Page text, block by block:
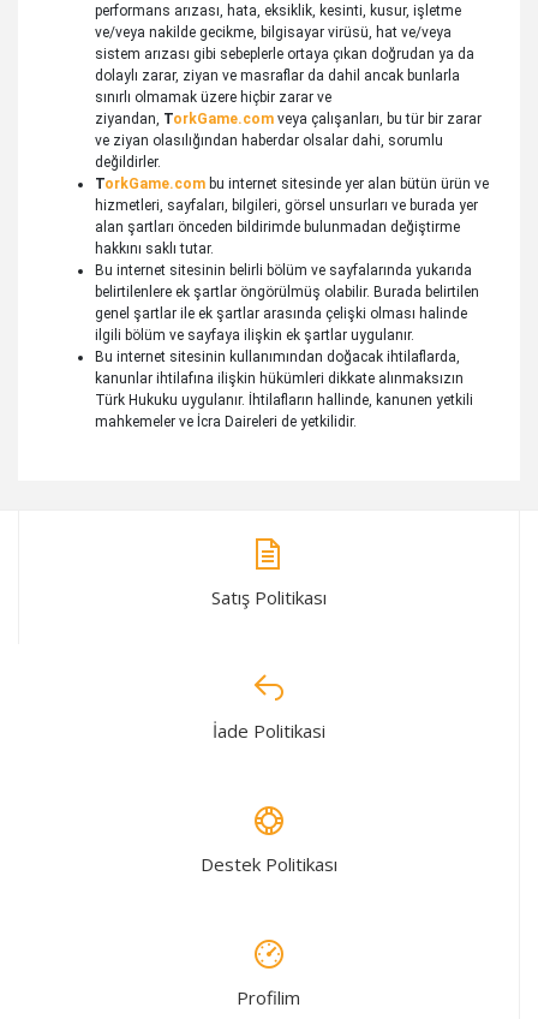
performans arızası, hata, eksiklik, kesinti, kusur, işletme
ve/veya nakilde gecikme, bilgisayar virüsü, hat ve/veya
sistem arızası gibi sebeplerle ortaya çıkan doğrudan ya da
dolaylı zarar, ziyan ve masraflar da dahil ancak bunlarla
sınırlı olmamak üzere hiçbir zarar ve
ziyandan, TorkGame.com veya çalışanları, bu tür bir zarar
ve ziyan olasılığından haberdar olsalar dahi, sorumlu
değildirler.
TorkGame.com bu internet sitesinde yer alan bütün ürün ve
hizmetleri, sayfaları, bilgileri, görsel unsurları ve burada yer
alan şartları önceden bildirimde bulunmadan değiştirme
hakkını saklı tutar.
Bu internet sitesinin belirli bölüm ve sayfalarında yukarıda
belirtilenlere ek şartlar öngörülmüş olabilir. Burada belirtilen
genel şartlar ile ek şartlar arasında çelişki olması halinde
ilgili bölüm ve sayfaya ilişkin ek şartlar uygulanır.
Bu internet sitesinin kullanımından doğacak ihtilaflarda,
kanunlar ihtilafına ilişkin hükümleri dikkate alınmaksızın
Türk Hukuku uygulanır. İhtilafların hallinde, kanunen yetkili
mahkemeler ve İcra Daireleri de yetkilidir.​​
Satış Politikası
İade Politikasi
Destek Politikası
Profilim